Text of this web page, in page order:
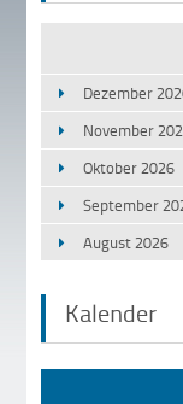
Dezember
November
Oktober 2026
September
August 2026
Kalender